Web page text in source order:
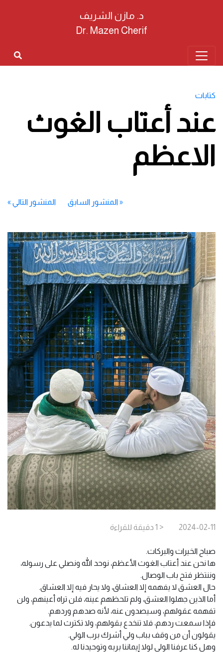
د. مازن الشريف
Dr. Mazen Cherif
كتابات
عند أعتاب الغوث
الاعظم
«المنشور السابق المنشور التالي »
2024-02-11
< 1 دقيقة للقراءة
صباح الخيرات والبركات.
ها نحن عند أعتاب الغوث الأعظم، نوحد الله ونصلي على رسوله،
وننتظر فتح باب الوصال.
حال العشق لا يفهمه إلا العشاق، ولا يحار فيه إلا العشاق.
أما الذين جهلوا العشق، ولم تلحظهم عينه، فلن تراه أعينهم، ولن
تفهمه عقولهم، وسيصدون عنه، لأنه صدهم وردهم.
فإذا سمعت ردهم، فلا تنخدع بقولهم، ولا تكترث لما يدعون.
يقولون أن من وقف بباب ولي أشرك برب الولي.
وهل كنا عرفنا الولي لولا إيماننا بربه وتوحيدنا له.